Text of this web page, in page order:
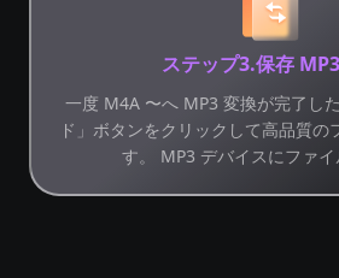
ステップ3.保存
一度 M4A 〜へ MP3 変換が完了し
ド」ボタンをクリックして高品質の
す。 MP3 デバイスにファイ